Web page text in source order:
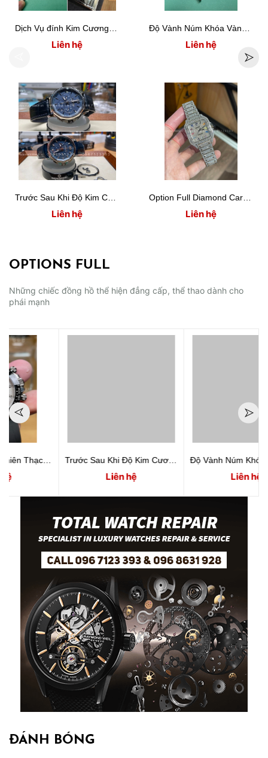
Dịch Vụ đính Kim Cương cho Đồng Hồ Rolex Day Date 218239
Liên hệ
Trước Sau Khi Độ Kim Cương Đồng Hồ Corum Admiral Legend 42 mm
Liên hệ
Độ Vành Núm Khóa Vàng hồng Nạm Kim Cương Đồng Hồ Corum Admiral
Liên hệ
Option Full Diamond Cartier Santons
Liên hệ
OPTIONS FULL
Những chiếc đồng hồ thể hiện đẳng cấp, thể thao dành cho
phái mạnh
Trước Sau Khi Độ Kim Cương Đồng Hồ Corum Admiral Legend 42 mm Độ Vành Núm Khóa Vàng hồng Nạm Kim Cương Đồng Hồ Corum Admiral
ĐÁNH BÓNG